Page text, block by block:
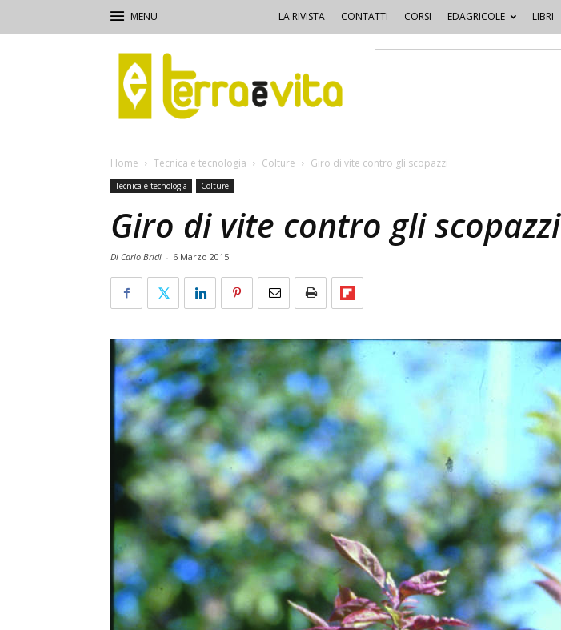
LA RIVISTA CONTATTI CORSI EDAGRICOLE LIBRI
Terra
e
Vita
Home Tecnica e tecnologia Colture Giro di vite contro gli scopazzi
Tecnica e tecnologia Colture
Giro di vite contro gli scopazzi
Di Carlo Bridi - 6 Marzo 2015